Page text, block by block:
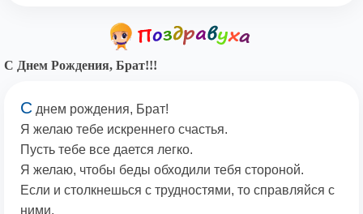
С Днем Рождения, Брат!!!
С днем рождения, Брат!
Я желаю тебе искреннего счастья.
Пусть тебе все дается легко.
Я желаю, чтобы беды обходили тебя стороной.
Если и столкнешься с трудностями, то справляйся с
ними.